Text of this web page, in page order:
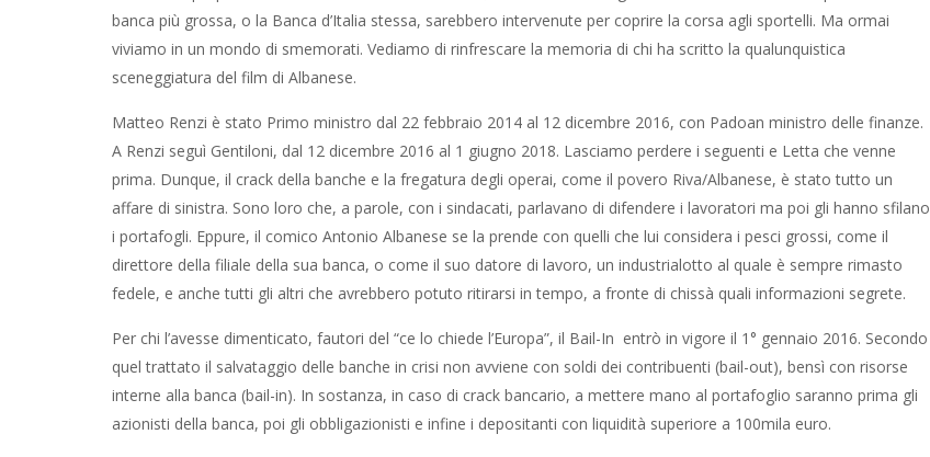
banca più grossa, o la Banca d’Italia stessa, sarebbero intervenute per coprire la corsa agli sportelli. Ma ormai
viviamo in un mondo di smemorati. Vediamo di rinfrescare la memoria di chi ha scritto la qualunquistica
sceneggiatura del film di Albanese.
Matteo Renzi è stato Primo ministro dal 22 febbraio 2014 al 12 dicembre 2016, con Padoan ministro delle finanze.
A Renzi seguì Gentiloni, dal 12 dicembre 2016 al 1 giugno 2018. Lasciamo perdere i seguenti e Letta che venne
prima. Dunque, il crack della banche e la fregatura degli operai, come il povero Riva/Albanese, è stato tutto un
affare di sinistra. Sono loro che, a parole, con i sindacati, parlavano di difendere i lavoratori ma poi gli hanno sfilano
i portafogli. Eppure, il comico Antonio Albanese se la prende con quelli che lui considera i pesci grossi, come il
direttore della filiale della sua banca, o come il suo datore di lavoro, un industrialotto al quale è sempre rimasto
fedele, e anche tutti gli altri che avrebbero potuto ritirarsi in tempo, a fronte di chissà quali informazioni segrete.
Per chi l’avesse dimenticato, fautori del “ce lo chiede l’Europa”, il Bail-In entrò in vigore il 1° gennaio 2016. Secondo
quel trattato il salvataggio delle banche in crisi non avviene con soldi dei contribuenti (bail-out), bensì con risorse
interne alla banca (bail-in). In sostanza, in caso di crack bancario, a mettere mano al portafoglio saranno prima gli
azionisti della banca, poi gli obbligazionisti e infine i depositanti con liquidità superiore a 100mila euro.